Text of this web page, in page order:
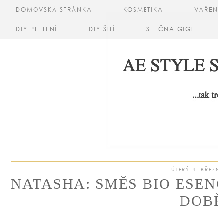
DOMOVSKÁ STRÁNKA KOSMETIKA
DIY PLETENÍ DIY ŠITÍ SLEČNA GIGI
ÚTERÝ 4.
NATASHA: SMĚS BIO